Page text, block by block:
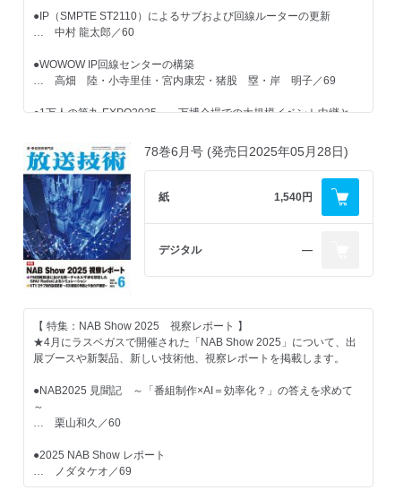
… 駒井 竜太郎／133
… 石丸耕一／134
… ／177
●内外ニュース
… ／179
●新製品紹介
… ／180
●フジテレビ ONE・TWO・NEXT Smart 配信設備更新
… 岡村 英・米岡充裕・阿部洋介／123
●第25回夏季デフリンピック競技大会 東京2025制作配信報告
… 菅原 航二郎・松浦秀樹・松川年之・佐々木 美海／141
… 有馬拓也・宮内裕二・二瓶直治・野口総一・西村光平／153
●生成AIによる選挙速報OCRシステム『票読みAI』の開発 ～マルチ
モーダルAIによる選挙速報業務の効率化と運用改善～
… 村田寛幸／158
●JNNネットインカム文字起こしシステムの開発
… 八木克将・湯谷博之／162
… 沢口真生／165
●第67回 イラストによる放送技術の用語解説⑨ （フィーダとラ
… 若井一顕／174
●映像アラカルト 移り変わる言葉の用法と「流行語大賞」
● パナソニック 映像メディア事業説明会および新製品発表会を開
●「ゼンハイザー80周年記念イベント」開催
【 一般記事 】
●アドリーチマックスプラットフォームを支えるシステム紹介
… 小窪政史・杉本道宣・大驛貴士／77
●アドリーチマックスプラットフォームと連携した新CMバンクの実
… 井筒栄佑・清水 優・合原範行／81
●六本木第2スタジオVPシステム導入
… 山本岳大／85
… 帆足 聡一郎／89
●中京テレビ 多機能送り返しシステム「MRET」の開発
… 前田英人／94
●第18回 2017年 第90回アカデミー音響効果賞ノミネート
Dolby Atmos MIX「Blade Runner 2049」のサウンド・デザイン
… 沢口真生／98
●LAWO×オタリテック 「IPの第二波」を見据えた「HOME Apps」
の提案
●IP（SMPTE ST2110）によるサブおよび回線ルーターの更新
… 中村 龍太郎／60
●WOWOW IP回線センターの構築
… 高畑 陸・小寺里佳・宮内康宏・猪股 塁・岸 明子／69
●1万人の第九 EXPO2025 ～万博会場での大規模イベント中継と
… 田中聖二・上田一路・市川充史・岩本和也・伊藤亮介・星田裕
司・吉田和之・大谷紗代・石田良馬・奥川 遼・樋口達大／74
【 グラビア記事 】
●「ケーブル技術ショー2025」開催
●ゼンハイザージャパン「MKH 8018」新製品発表会
【 一般記事 】
●AIを用いた海外賞（ABU賞）出品用の英語字幕作成
●特殊カメラを用いた画像認識技術のスポーツCGへの応用 ～ゴル
フ打球軌跡リアルタイム描画システムの開発と運用～
●AI自動スイッチングシステム「SWARTA」
… 朝山智史・山口隆裕・髙橋秀幸・武元 航・大神直哉／99
78巻6月号 (発売日2025年05月28日)
紙 1,540円
デジタル ―
【 特集：NAB Show 2025 視察レポート 】
★4月にラスベガスで開催された「NAB Show 2025」について、出
展ブースや新製品、新しい技術他、視察レポートを掲載します。
●NAB2025 見聞記 ～「番組制作×AI＝効率化？」の答えを求めて
～
… 栗山和久／60
●2025 NAB Show レポート
… ノダタケオ／69